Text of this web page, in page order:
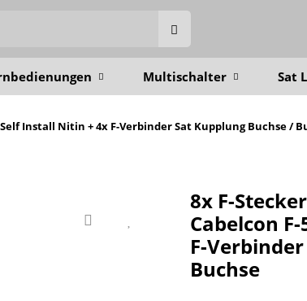
Multischalter Sat
Install Nitin + 4x F-Verbinder Sat Kupplung Buchse /
8x F-
Cabelcon
F-
Buchse